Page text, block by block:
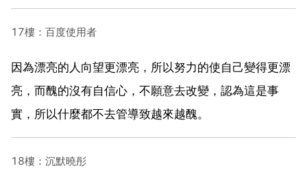
17樓：百度使用者
因為漂亮的人向望更漂亮，所以努力的使自己變得更漂
亮，而醜的沒有自信心，不願意去改變，認為這是事
實，所以什麼都不去管導致越來越醜。
18樓：沉默曉彤